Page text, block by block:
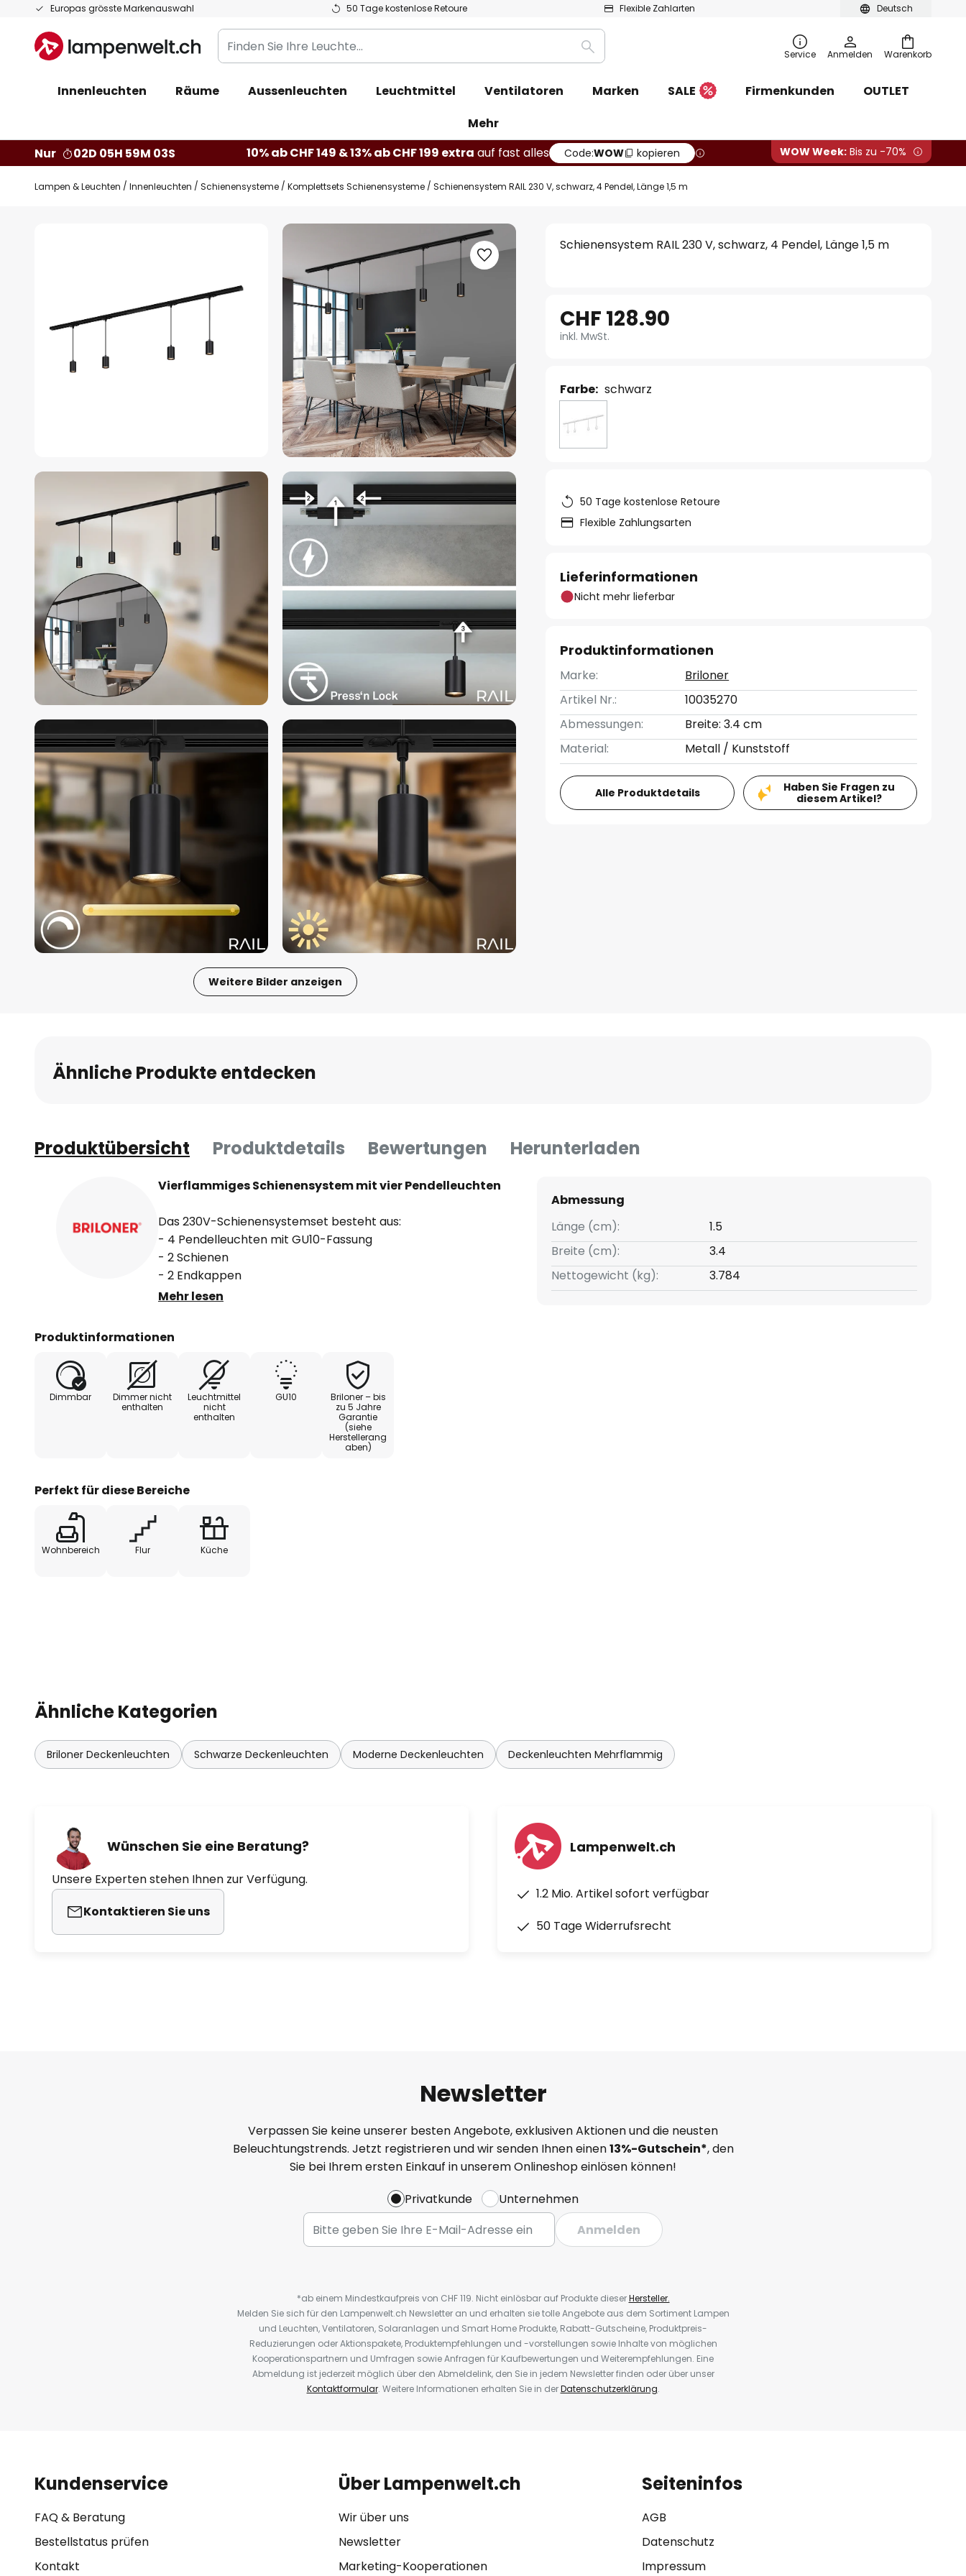
Deutsch
Europas grösste Markenauswahl 50 Tage kostenlose Retoure Flexible Zahlarten
Zum
springen
Warenkorb
Finden
Sie
Leuchte...
Suche Service Anmelden
Innenleuchten Räume Aussenleuchten Leuchtmittel Ventilatoren Marken SALE Firmenkunden
OUTLET
Mehr
Nur
02D 05H 59M 02S 10% ab CHF 149 & 13% ab CHF 199 extra auf fast alles Code:WOW kopieren WOW Week: Bis zu -70%
Lampen & Leuchten Innenleuchten Schienensysteme Komplettsets Schienensysteme Schienensystem RAIL 230 V, schwarz, 4 Pendel, Länge 1,5 m
Weitere Bilder anzeigen
Bildgalerie
springen
Schienensystem RAIL 230 V, schwarz, 4 Pendel, Länge 1,5 m
CHF 128.90
inkl. MwSt.
Farbe: schwarz
50 Tage kostenlose Retoure
Flexible Zahlungsarten
Lieferinformationen
Nicht mehr lieferbar
Produktinformationen
Marke:
Briloner
Artikel Nr.:
10035270
Abmessungen:
Breite: 3.4 cm
Material:
Metall / Kunststoff
Alle Produktdetails
Haben Sie Fragen zu
diesem Artikel?
Ähnliche Produkte entdecken
Produktübersicht Produktdetails Bewertungen Herunterladen
Vierflammiges Schienensystem mit vier Pendelleuchten
Das 230V-Schienensystemset besteht aus:
- 4 Pendelleuchten mit GU10-Fassung
- 2 Schienen
- 2 Endkappen
- 1 Einspeiser
Mehr lesen
Produktinformationen
Dimmbar
Dimmer nicht
enthalten
Leuchtmittel
nicht
enthalten
GU10
Briloner – bis
zu 5 Jahre
Garantie
(siehe
Herstellerang
aben)
Perfekt für diese Bereiche
Wohnbereich Flur Küche
Abmessung
Länge (cm):
1.5
Breite (cm):
3.4
Nettogewicht (kg):
3.784
Ähnliche Kategorien
Briloner Deckenleuchten Schwarze Deckenleuchten Moderne Deckenleuchten Deckenleuchten Mehrflammig
Wünschen Sie eine Beratung?
Unsere Experten stehen Ihnen zur Verfügung.
Kontaktieren Sie uns
Lampenwelt.ch
1.2 Mio. Artikel sofort verfügbar
50 Tage Widerrufsrecht
Newsletter
Verpassen Sie keine unserer besten Angebote, exklusiven Aktionen und die neusten
Beleuchtungstrends. Jetzt registrieren und wir senden Ihnen einen13%-Gutschein*, den
Sie bei Ihrem ersten Einkauf in unserem Onlineshop einlösen können!
Privatkunde
Unternehmen
Anmelden
*ab einem Mindestkaufpreis von CHF 119. Nicht einlösbar auf Produkte dieserHersteller.
Melden Sie sich für den Lampenwelt.ch Newsletter an und erhalten sie tolle Angebote aus dem Sortiment Lampen
und Leuchten, Ventilatoren, Solaranlagen und Smart Home Produkte, Rabatt-Gutscheine, Produktpreis-
Reduzierungen oder Aktionspakete, Produktempfehlungen und -vorstellungen sowie Inhalte von möglichen
Kooperationspartnern und Umfragen sowie Anfragen für Kaufbewertungen und Weiterempfehlungen. Eine
Abmeldung ist jederzeit möglich über den Abmeldelink, den Sie in jedem Newsletter finden oder über unser
Kontaktformular. Weitere Informationen erhalten Sie in derDatenschutzerklärung.
Kundenservice
FAQ & Beratung
Bestellstatus prüfen
Kontakt
Über Lampenwelt.ch
Wir über uns
Newsletter
Marketing-Kooperationen
Seiteninfos
AGB
Datenschutz
Impressum